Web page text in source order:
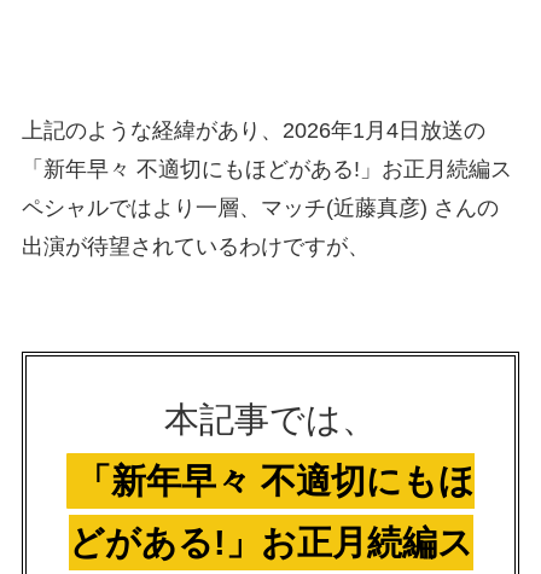
上記のような経緯があり、2026年1月4日放送の
「新年早々 不適切にもほどがある!」お正月続編ス
ペシャルではより一層、マッチ(近藤真彦) さんの
出演が待望されているわけですが、
本記事では、
「新年早々 不適切にもほ
どがある!」お正月続編ス